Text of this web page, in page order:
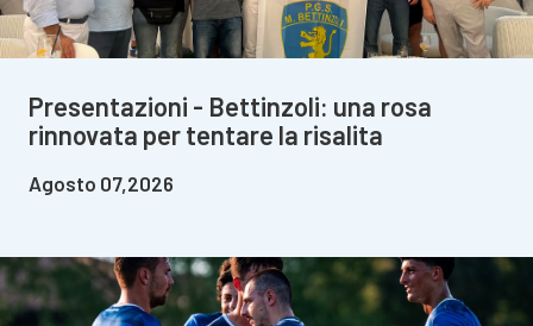
Presentazioni - Bettinzoli: una rosa
rinnovata per tentare la risalita
Agosto 07,2026